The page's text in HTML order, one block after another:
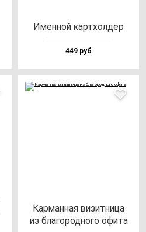
Имен­ной кар­тхол­дер
449 руб
Кар­ман­ная ви­зит­ни­ца
из бла­го­род­но­го офи­та